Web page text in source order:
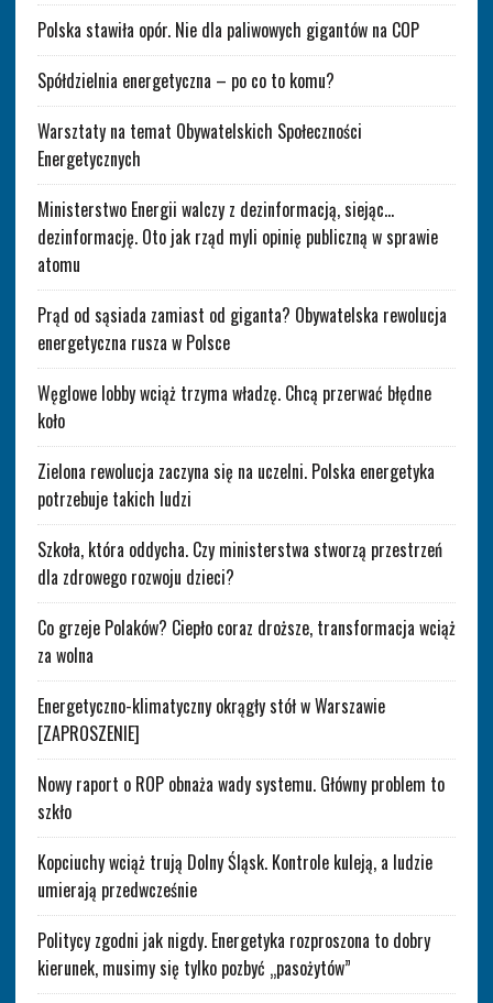
Polska stawiła opór. Nie dla paliwowych gigantów na COP
Spółdzielnia energetyczna – po co to komu?
Warsztaty na temat Obywatelskich Społeczności
Energetycznych
Ministerstwo Energii walczy z dezinformacją, siejąc…
dezinformację. Oto jak rząd myli opinię publiczną w sprawie
atomu
Prąd od sąsiada zamiast od giganta? Obywatelska rewolucja
energetyczna rusza w Polsce
Węglowe lobby wciąż trzyma władzę. Chcą przerwać błędne
koło
Zielona rewolucja zaczyna się na uczelni. Polska energetyka
potrzebuje takich ludzi
Szkoła, która oddycha. Czy ministerstwa stworzą przestrzeń
dla zdrowego rozwoju dzieci?
Co grzeje Polaków? Ciepło coraz droższe, transformacja wciąż
za wolna
Energetyczno-klimatyczny okrągły stół w Warszawie
[ZAPROSZENIE]
Nowy raport o ROP obnaża wady systemu. Główny problem to
szkło
Kopciuchy wciąż trują Dolny Śląsk. Kontrole kuleją, a ludzie
umierają przedwcześnie
Politycy zgodni jak nigdy. Energetyka rozproszona to dobry
kierunek, musimy się tylko pozbyć „pasożytów”